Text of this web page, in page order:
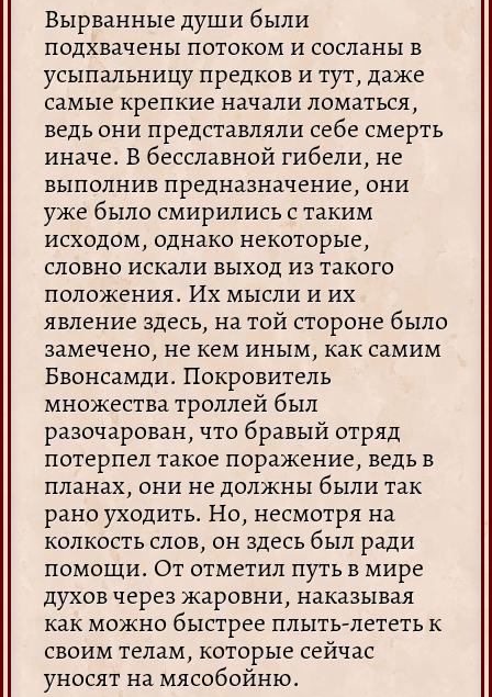
Вырванные души были
подхвачены потоком и сосланы в
усыпальницу предков и тут, даже
самые крепкие начали ломаться,
ведь они представляли себе смерть
иначе. В бесславной гибели, не
выполнив предназначение, они
уже было смирились с таким
исходом, однако некоторые,
словно искали выход из такого
положения. Их мысли и их
явление здесь, на той стороне было
замечено, не кем иным, как самим
Бвонсамди. Покровитель
множества троллей был
разочарован, что бравый отряд
потерпел такое поражение, ведь в
планах, они не должны были так
рано уходить. Но, несмотря на
колкость слов, он здесь был ради
помощи. От отметил путь в мире
духов через жаровни, наказывая
как можно быстрее плыть-лететь к
своим телам, которые сейчас
уносят на мясобойню.